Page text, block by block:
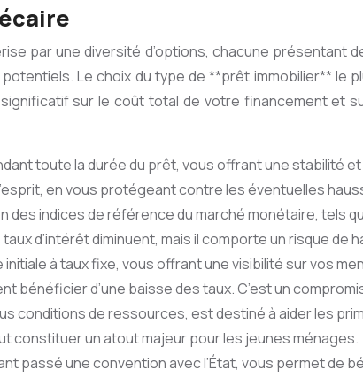
par une diversité d’options, chacune présentant
Le choix du type de **prêt immobilier**
sur le coût total de votre financement et
toute la durée du prêt, vous offrant une stabilité
en vous protégeant contre les éventuelles
des indices de référence du marché monétaire, tels
d’intérêt diminuent, mais il comporte un risque
à taux fixe, vous offrant une visibilité sur vos
bénéficier d’une baisse des taux. C’est un
conditions de ressources, est destiné à aider les
constituer un atout majeur pour les jeunes ménages.
passé une convention avec l’État, vous permet de